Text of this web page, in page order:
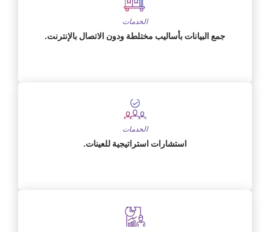
الخدمات
جمع البيانات بأساليب مختلطة ودون الاتصال بالإنترنت.
الخدمات
استشارات استراتيجية للعينات.